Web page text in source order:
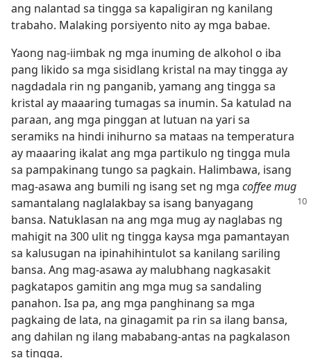
ang nalantad sa tingga sa kapaligiran ng kanilang
trabaho. Malaking porsiyento nito ay mga babae.
Yaong nag-iimbak ng mga inuming de alkohol o iba
pang likido sa mga sisidlang kristal na may tingga ay
nagdadala rin ng panganib, yamang ang tingga sa
kristal ay maaaring tumagas sa inumin. Sa katulad na
paraan, ang mga pinggan at lutuan na yari sa
seramiks na hindi inihurno sa mataas na temperatura
ay maaaring ikalat ang mga partikulo ng tingga mula
sa pampakinang tungo sa pagkain. Halimbawa, isang
mag-asawa ang bumili ng isang set ng mga coffee mug
samantalang naglalakbay sa isang banyagang
bansa. Natuklasan na ang mga mug ay naglabas ng
mahigit na 300 ulit ng tingga kaysa mga pamantayan
sa kalusugan na ipinahihintulot sa kanilang sariling
bansa. Ang mag-asawa ay malubhang nagkasakit
pagkatapos gamitin ang mga mug sa sandaling
panahon. Isa pa, ang mga panghinang sa mga
pagkaing de lata, na ginagamit pa rin sa ilang bansa,
ang dahilan ng ilang mababang-antas na pagkalason
sa tingga.